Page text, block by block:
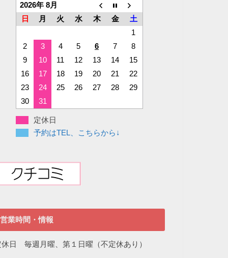
2026年 8月
日
月 火 水 木 金
土
1
2
3 4 5 6 7
8
9
10 11 12 13 14
15
16
17 18 19 20 21
22
23
24 25 26 27 28
29
30
31
定休日
予約はTEL、こちらから↓
営業時間・情報
休日 毎週月曜、第１日曜（不定休あり）